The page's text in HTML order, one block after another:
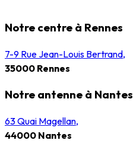
Notre centre à Rennes
7-9 Rue Jean-Louis Bertrand,
35000 Rennes
Notre antenne à Nantes
63 Quai Magellan,
44000 Nantes